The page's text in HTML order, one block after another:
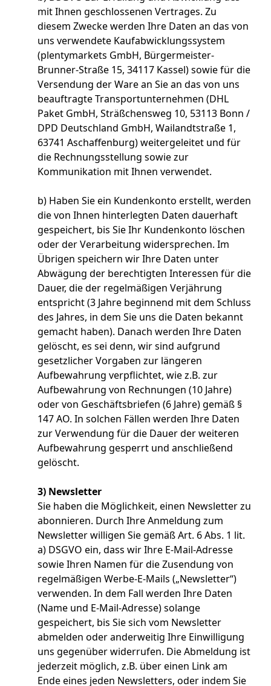
mit Ihnen geschlossenen Vertrages. Zu
diesem Zwecke werden Ihre Daten an das von
uns verwendete Kaufabwicklungssystem
(plentymarkets GmbH, Bürgermeister-
Brunner-Straße 15, 34117 Kassel) sowie für die
Versendung der Ware an Sie an das von uns
beauftragte Transportunternehmen (DHL
Paket GmbH, Sträßchensweg 10, 53113 Bonn /
DPD Deutschland GmbH, Wailandtstraße 1,
63741 Aschaffenburg) weitergeleitet und für
die Rechnungsstellung sowie zur
Kommunikation mit Ihnen verwendet.
b) Haben Sie ein Kundenkonto erstellt, werden
die von Ihnen hinterlegten Daten dauerhaft
gespeichert, bis Sie Ihr Kundenkonto löschen
oder der Verarbeitung widersprechen. Im
Übrigen speichern wir Ihre Daten unter
Abwägung der berechtigten Interessen für die
Dauer, die der regelmäßigen Verjährung
entspricht (3 Jahre beginnend mit dem Schluss
des Jahres, in dem Sie uns die Daten bekannt
gemacht haben). Danach werden Ihre Daten
gelöscht, es sei denn, wir sind aufgrund
gesetzlicher Vorgaben zur längeren
Aufbewahrung verpflichtet, wie z.B. zur
Aufbewahrung von Rechnungen (10 Jahre)
oder von Geschäftsbriefen (6 Jahre) gemäß §
147 AO. In solchen Fällen werden Ihre Daten
zur Verwendung für die Dauer der weiteren
Aufbewahrung gesperrt und anschließend
gelöscht.
3) Newsletter
Sie haben die Möglichkeit, einen Newsletter zu
abonnieren. Durch Ihre Anmeldung zum
Newsletter willigen Sie gemäß Art. 6 Abs. 1 lit.
a) DSGVO ein, dass wir Ihre E-Mail-Adresse
sowie Ihren Namen für die Zusendung von
regelmäßigen Werbe-E-Mails („Newsletter“)
verwenden. In dem Fall werden Ihre Daten
(Name und E-Mail-Adresse) solange
gespeichert, bis Sie sich vom Newsletter
abmelden oder anderweitig Ihre Einwilligung
uns gegenüber widerrufen. Die Abmeldung ist
jederzeit möglich, z.B. über einen Link am
Ende eines jeden Newsletters, oder indem Sie